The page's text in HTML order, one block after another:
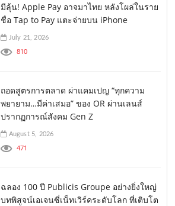
มีลุ้น! Apple Pay อาจมาไทย หลังโผล่ในราย
ชื่อ Tap to Pay แตะจ่ายบน iPhone
July 21, 2026
810
ถอดสูตรการตลาด ผ่าแคมเปญ “ทุกความ
พยายาม…มีค่าเสมอ” ของ OR ผ่านเลนส์
ปรากฏการณ์สังคม Gen Z
August 5, 2026
471
ฉลอง 100 ปี Publicis Groupe อย่างยิ่งใหญ่
บทพิสูจน์เอเจนซี่เน็ทเวิร์คระดับโลก ที่เติบโต